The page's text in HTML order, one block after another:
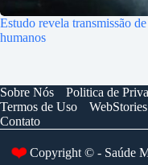
Estudo revela transmissão
humanos
Sobre Nós Politica de
Termos de Uso
WebStories
Contato
❤️ Copyright © - Saúde